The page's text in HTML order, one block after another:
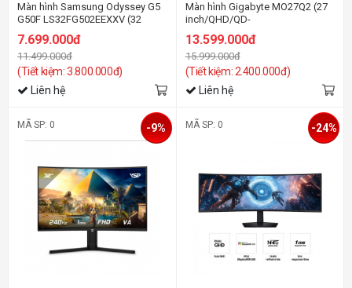
Màn hình Samsung Odyssey G5
G50F LS32FG502EEXXV (32
inch/QHD/IPS/180Hz/1ms)
7.699.000đ
11.499.000đ
(Tiết kiệm: 3.800.000đ)
Liên hệ
Màn hình Gigabyte MO27Q2 (27
inch/QHD/QD-
OLED/240Hz/0.03ms/loa)
13.599.000đ
15.999.000đ
(Tiết kiệm: 2.400.000đ)
Liên hệ
MÃ SP: 0 -9% MÃ SP: 0 -24%